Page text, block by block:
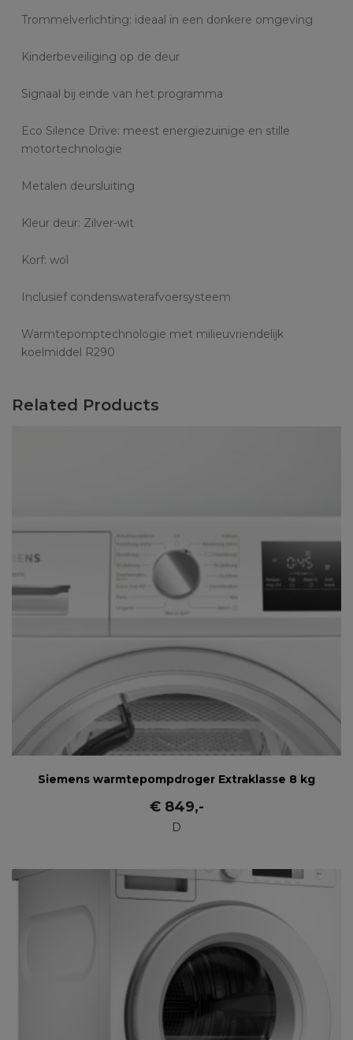
Trommelverlichting: ideaal in een donkere omgeving
Kinderbeveiliging op de deur
Signaal bij einde van het programma
Eco Silence Drive: meest energiezuinige en stille
motortechnologie
Metalen deursluiting
Kleur deur: Zilver-wit
Korf: wol
Inclusief condenswaterafvoersysteem
Warmtepomptechnologie met milieuvriendelijk
koelmiddel R290
Related Products
Siemens warmtepompdroger Extraklasse 8 kg
€849,-
D